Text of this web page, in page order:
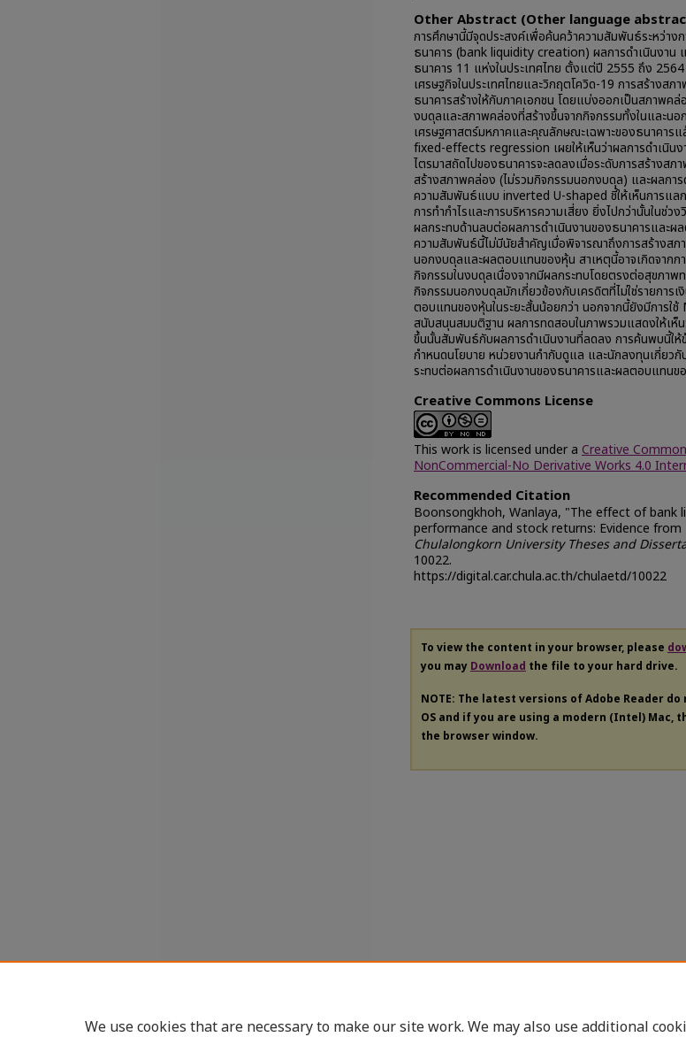
Other Abstract (Other language
การศึกษานี้มีจุดประสงค์เพื่อค้นคว้าความสัมพันธ์ระหว่าง
ธนาคาร (bank liquidity creation) ผลการดำเนินงาน
ธนาคาร 11 แห่งในประเทศไทย ตั้งแต่ปี 2555 ถึง
เศรษฐกิจในประเทศไทยและวิกฤตโควิด-19 การสร้างส
ธนาคารสร้างให้กับภาคเอกชน โดยแบ่งออกเป็นสภาพคล่
งบดุลและสภาพคล่องที่สร้างขึ้นจากกิจกรรมทั้งในและน
เศรษฐศาสตร์มหภาคและคุณลักษณะเฉพาะของธนาคาร
fixed-effects regression เผยให้เห็นว่าผลการดำเนิน
ไตรมาสถัดไปของธนาคารจะลดลงเมื่อระดับการสร้างส
สร้างสภาพคล่อง (ไม่รวมกิจกรรมนอกงบดุล) และผลการ
ความสัมพันธ์แบบ inverted U-shaped ชี้ให้เห็นการแลก
การทำกำไรและการบริหารความเสี่ยง ยิ่งไปกว่านั้นในช่
ผลกระทบด้านลบต่อผลการดำเนินงานของธนาคารและ
ความสัมพันธ์นี้ไม่มีนัยสำคัญเมื่อพิจารณาถึงการสร้างสภ
นอกงบดุลและผลตอบแทนของหุ้น สาเหตุนี้อาจเกิดจาก
กิจกรรมในงบดุลเนื่องจากมีผลกระทบโดยตรงต่อสุขภาพ
กิจกรรมนอกงบดุลมักเกี่ยวข้องกับเครดิตที่ไม่ใช่รายการ
ตอบแทนของหุ้นในระยะสั้นน้อยกว่า นอกจากนี้ยังมีการ
สนับสนุนสมมติฐาน ผลการทดสอบในภาพรวมแสดงให้เห็
ขึ้นนั้นสัมพันธ์กับผลการดำเนินงานที่ลดลง การค้นพบนี้ใ
กำหนดนโยบาย หน่วยงานกำกับดูแล และนักลงทุนเกี่ยว
ระทบต่อผลการดำเนินงานของธนาคารและผลตอบแทนข
Creative Commons License
This work is licensed under a Creative
NonCommercial-No Derivative Works 4.0
Recommended Citation
Boonsongkhoh, Wanlaya, "The effect of bank
performance and stock returns: Evidence from
Chulalongkorn University Theses and
10022.
https://digital.car.chula.ac.th/chulaetd/10022
To view the content in your browser, please
you may Download the file to your hard drive.
NOTE: The latest versions of Adobe Reader
OS and if you are using a modern (Intel)
the browser window.
We use cookies that are necessary to make our site work. We may also use additional